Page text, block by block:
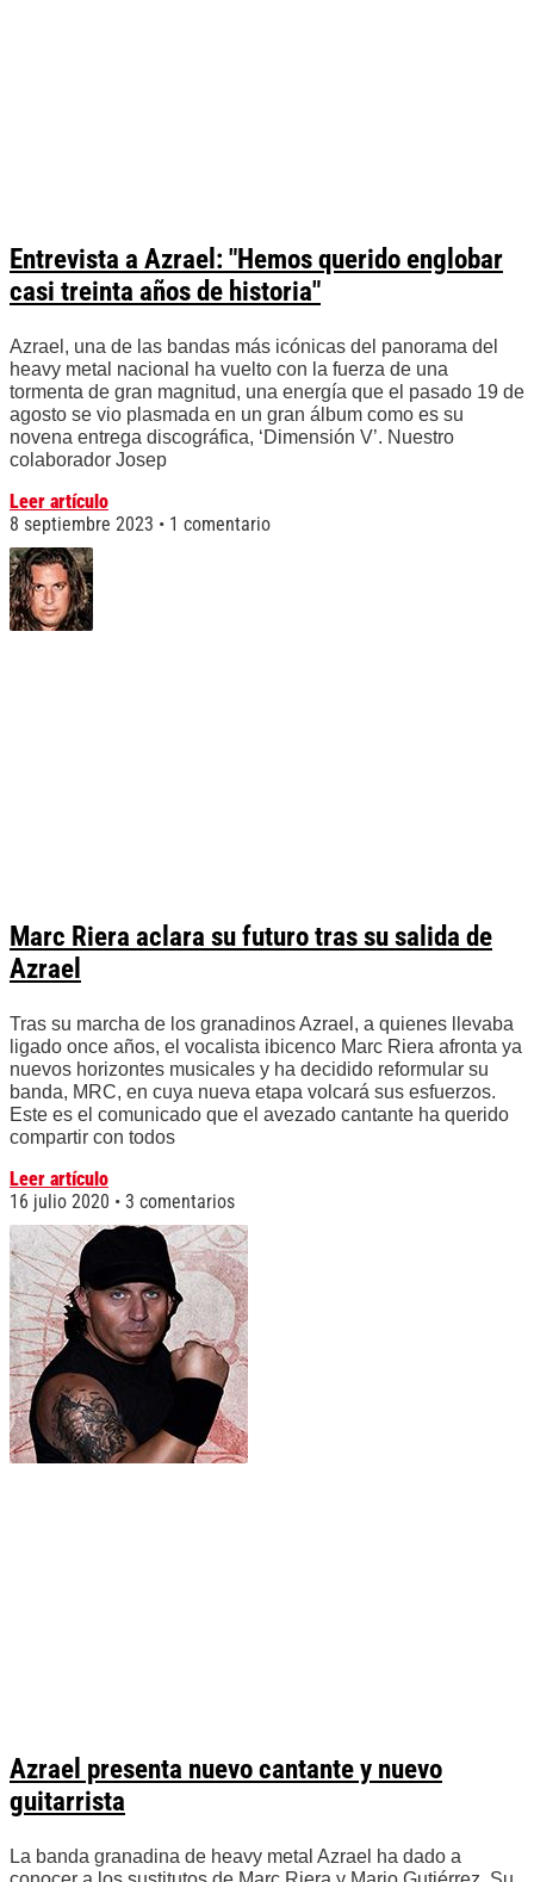
Entrevista a Azrael: "Hemos querido englobar
casi treinta años de historia"
Azrael, una de las bandas más icónicas del panorama del
heavy metal nacional ha vuelto con la fuerza de una
tormenta de gran magnitud, una energía que el pasado 19 de
agosto se vio plasmada en un gran álbum como es su
novena entrega discográfica, ‘Dimensión V’. Nuestro
colaborador Josep
Leer artículo
8 septiembre 2023
1 comentario
Marc Riera aclara su futuro tras su salida de
Azrael
Tras su marcha de los granadinos Azrael, a quienes llevaba
ligado once años, el vocalista ibicenco Marc Riera afronta ya
nuevos horizontes musicales y ha decidido reformular su
banda, MRC, en cuya nueva etapa volcará sus esfuerzos.
Este es el comunicado que el avezado cantante ha querido
compartir con todos
Leer artículo
16 julio 2020
3 comentarios
Azrael presenta nuevo cantante y nuevo
guitarrista
La banda granadina de heavy metal Azrael ha dado a